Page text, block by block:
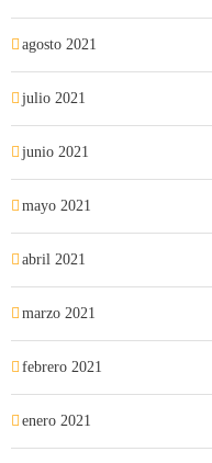
agosto 2021
julio 2021
junio 2021
mayo 2021
abril 2021
marzo 2021
febrero 2021
enero 2021